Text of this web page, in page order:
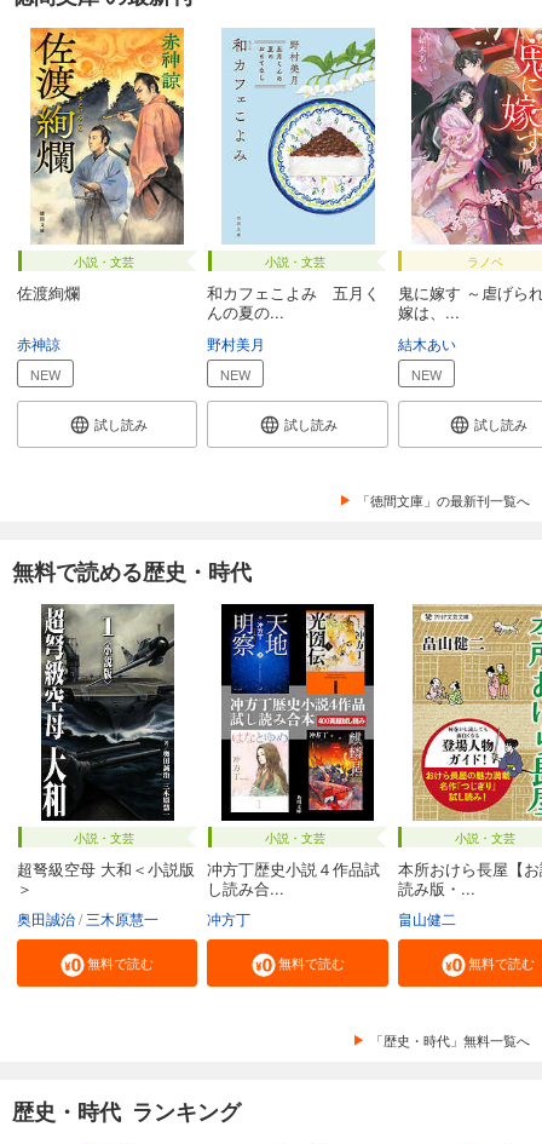
小説・文芸
佐渡絢爛
赤神諒
NEW
試し読み
小説・文芸
和カフェこよみ 五月く
んの夏の...
野村美月
NEW
試し読み
ラノベ
鬼に嫁す ～虐げら
嫁は、...
結木あい
NEW
試し読み
「徳間文庫」の最新刊一覧へ
無料で読める歴史・時代
小説・文芸
超弩級空母 大和＜小説版
＞
奥田誠治 三木原慧一
無料で読む
小説・文芸
冲方丁歴史小説４作品試
し読み合...
冲方丁
無料で読む
小説・文芸
本所おけら長屋【
読み版・...
畠山健二
無料で読む
「歴史・時代」無料一覧へ
歴史・時代 ランキング